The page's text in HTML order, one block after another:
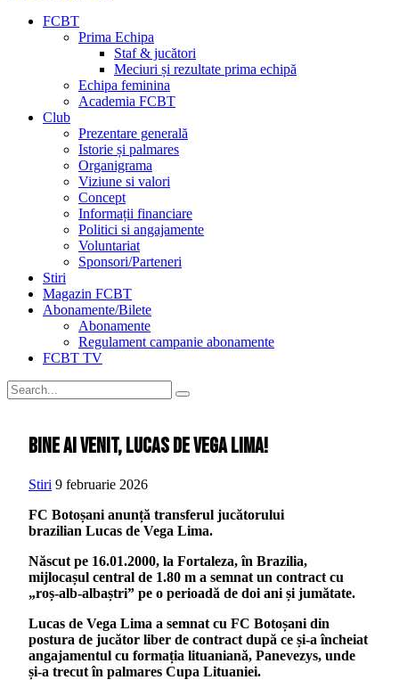
FCBT
Prima Echipa
Staf & jucători
Meciuri și rezultate prima echipă
Echipa feminina
Academia FCBT
Club
Prezentare generală
Istorie și palmares
Organigrama
Viziune si valori
Concept
Informații financiare
Politici si angajamente
Voluntariat
Sponsori/Parteneri
Stiri
Magazin FCBT
Abonamente/Bilete
Abonamente
Regulament campanie abonamente
FCBT TV
Bine ai venit, Lucas de Vega Lima!
Stiri 9 februarie 2026
FC Botoșani anunță transferul jucătorului
brazilian Lucas de Vega Lima.
Născut pe 16.01.2000, la Fortaleza, în Brazilia,
mijlocașul central de 1.80 m a semnat un contract cu
„roș-alb-albaștri” pe o perioadă de doi ani și jumătate.
Lucas de Vega Lima a semnat cu FC Botoșani din
postura de jucător liber de contract după ce și-a încheiat
angajamentul cu formația lituaniană, Panevezys, unde
și-a trecut în palmares Cupa Lituaniei.